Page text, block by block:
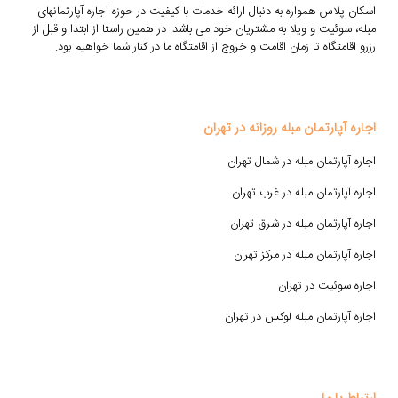
اسکان پلاس همواره به دنبال ارائه خدمات با کیفیت در حوزه اجاره آپارتمانهای
مبله، سوئیت و ویلا به مشتریان خود می باشد. در همین راستا از ابتدا و قبل از
رزرو اقامتگاه تا زمان اقامت و خروج از اقامتگاه ما در کنار شما خواهیم بود.
اجاره آپارتمان مبله روزانه در تهران
اجاره آپارتمان مبله در شمال تهران
اجاره آپارتمان مبله در غرب تهران
اجاره آپارتمان مبله در شرق تهران
اجاره آپارتمان مبله در مرکز تهران
اجاره سوئیت در تهران
اجاره آپارتمان مبله لوکس در تهران